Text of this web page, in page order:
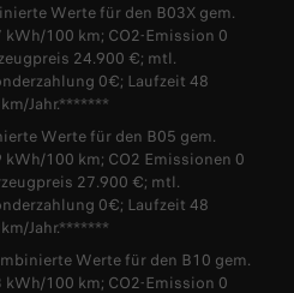
Werte für den B03X gem.
kWh/100 km; CO2-Emission 0
24.900 €; mtl.
0€; Laufzeit 48
Jahr.*******
Werte für den B05 gem.
kWh/100 km; CO2 Emissionen 0
27.900 €; mtl.
0€; Laufzeit 48
Jahr.*******
Werte für den B10 gem.
kWh/100 km; CO2-Emission 0